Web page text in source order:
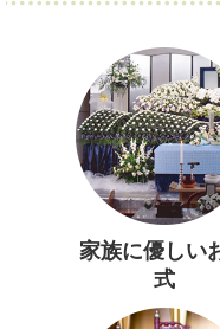
家族に優しい
式